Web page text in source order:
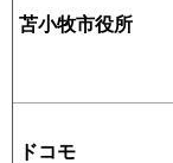
苫小牧市役所
ドコモ